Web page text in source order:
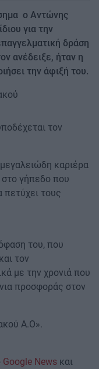
ο Αντώνης
για την
δράση
ανέδειξε, ήταν η
την άφιξή του.
τον
καριέρα
στο γήπεδο που
πετύχει τους
του, που
τον
με την χρονιά που
προσφοράς στον
Α.Ο».
Google News και